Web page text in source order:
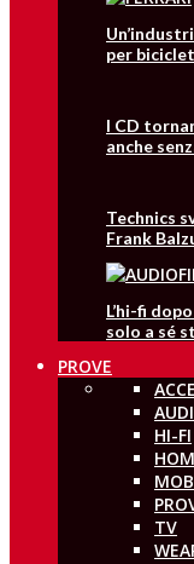
per
I CD
anche
Technics
Frank
L’hi-fi
solo a sé
PROVE
HI-FI
TV